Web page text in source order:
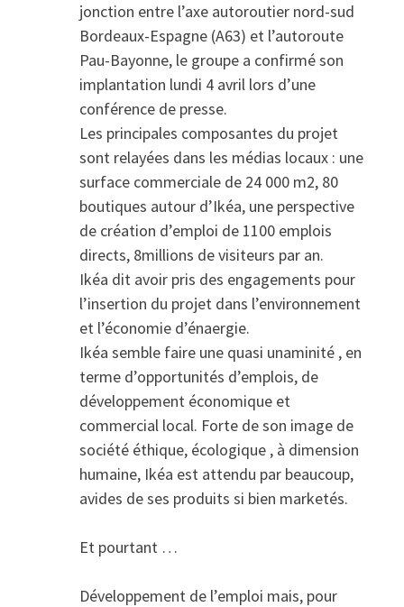
jonction entre l’axe autoroutier nord-sud
Bordeaux-Espagne (A63) et l’autoroute
Pau-Bayonne, le groupe a confirmé son
implantation lundi 4 avril lors d’une
conférence de presse.
Les principales composantes du projet
sont relayées dans les médias locaux : une
surface commerciale de 24 000 m2, 80
boutiques autour d’Ikéa, une perspective
de création d’emploi de 1100 emplois
directs, 8millions de visiteurs par an.
Ikéa dit avoir pris des engagements pour
l’insertion du projet dans l’environnement
et l’économie d’énaergie.
Ikéa semble faire une quasi unaminité , en
terme d’opportunités d’emplois, de
développement économique et
commercial local. Forte de son image de
société éthique, écologique , à dimension
humaine, Ikéa est attendu par beaucoup,
avides de ses produits si bien marketés.
Et pourtant …
Développement de l’emploi mais, pour